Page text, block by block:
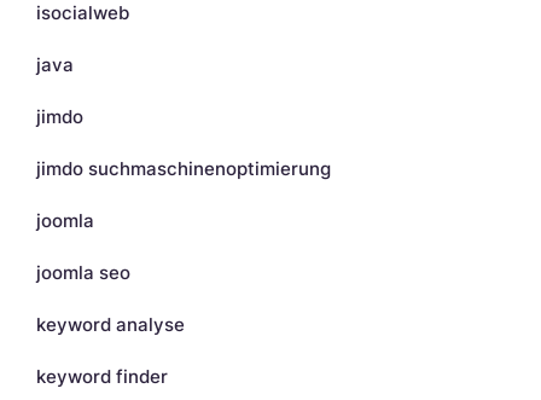
isocialweb
java
jimdo
jimdo suchmaschinenoptimierung
joomla
joomla seo
keyword analyse
keyword finder